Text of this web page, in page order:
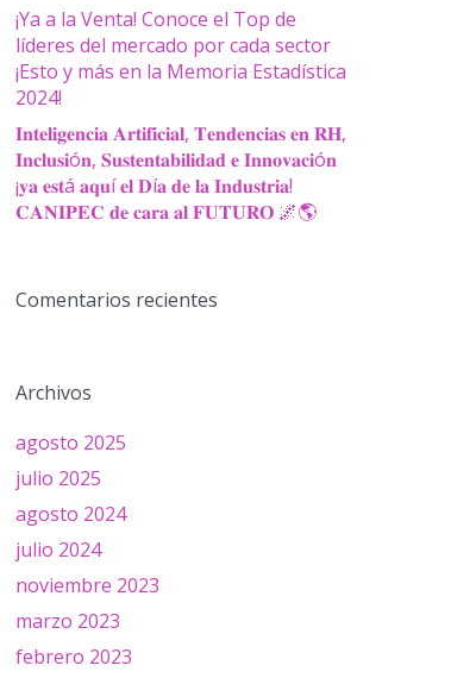
¡Ya a la Venta! Conoce el Top de
líderes del mercado por cada sector
¡Esto y más en la Memoria Estadística
2024!
𝐈𝐧𝐭𝐞𝐥𝐢𝐠𝐞𝐧𝐜𝐢𝐚 𝐀𝐫𝐭𝐢𝐟𝐢𝐜𝐢𝐚𝐥, 𝐓𝐞𝐧𝐝𝐞𝐧𝐜𝐢𝐚𝐬 𝐞𝐧 𝐑𝐇,
𝐈𝐧𝐜𝐥𝐮𝐬𝐢ó𝐧, 𝐒𝐮𝐬𝐭𝐞𝐧𝐭𝐚𝐛𝐢𝐥𝐢𝐝𝐚𝐝 𝐞 𝐈𝐧𝐧𝐨𝐯𝐚𝐜𝐢ó𝐧
¡𝐲𝐚 𝐞𝐬𝐭á 𝐚𝐪𝐮í 𝐞𝐥 𝐃í𝐚 𝐝𝐞 𝐥𝐚 𝐈𝐧𝐝𝐮𝐬𝐭𝐫𝐢𝐚!
𝐂𝐀𝐍𝐈𝐏𝐄𝐂 𝐝𝐞 𝐜𝐚𝐫𝐚 𝐚𝐥 𝐅𝐔𝐓𝐔𝐑𝐎 🌌🌎
Comentarios recientes
Archivos
agosto 2025
julio 2025
agosto 2024
julio 2024
noviembre 2023
marzo 2023
febrero 2023